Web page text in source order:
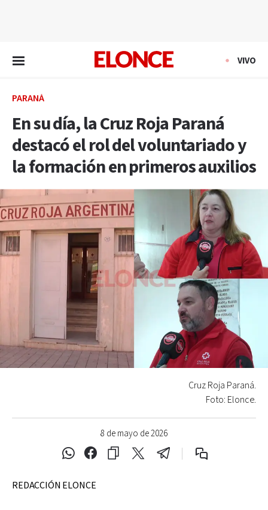
VIVO
PARANÁ
En su día, la Cruz Roja Paraná
destacó el rol del voluntariado y
la formación en primeros auxilios
8 de mayo de 2026
Cruz Roja Paraná.
Foto: Elonce.
REDACCIÓN ELONCE